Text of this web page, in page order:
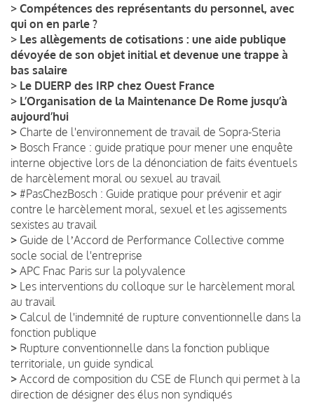
> Compétences des représentants du personnel, avec
qui on en parle ?
> Les allègements de cotisations : une aide publique
dévoyée de son objet initial et devenue une trappe à
bas salaire
> Le DUERP des IRP chez Ouest France
> L’Organisation de la Maintenance De Rome jusqu’à
aujourd’hui
> Charte de l'environnement de travail de Sopra-Steria
> Bosch France : guide pratique pour mener une enquête
interne objective lors de la dénonciation de faits éventuels
de harcèlement moral ou sexuel au travail
> #PasChezBosch : Guide pratique pour prévenir et agir
contre le harcèlement moral, sexuel et les agissements
sexistes au travail
> Guide de lʼAccord de Performance Collective comme
socle social de l'entreprise
> APC Fnac Paris sur la polyvalence
> Les interventions du colloque sur le harcèlement moral
au travail
> Calcul de l'indemnité de rupture conventionnelle dans la
fonction publique
> Rupture conventionnelle dans la fonction publique
territoriale, un guide syndical
> Accord de composition du CSE de Flunch qui permet à la
direction de désigner des élus non syndiqués